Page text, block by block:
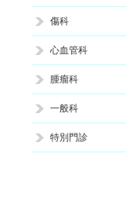
傷科
心血管科
腫瘤科
一般科
特別門診